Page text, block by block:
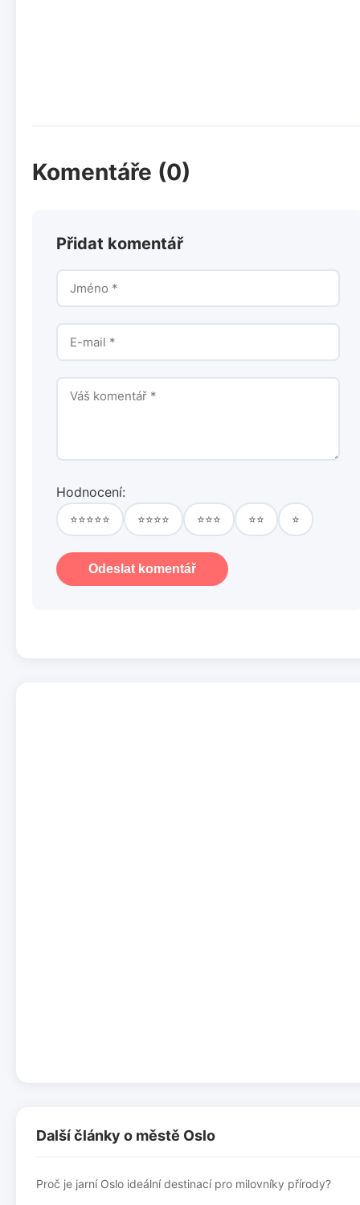
Komentáře (0)
Přidat komentář
Hodnocení:
⭐⭐⭐⭐⭐ ⭐⭐⭐⭐ ⭐⭐⭐ ⭐⭐ ⭐
Odeslat komentář
Další články o městě Oslo
Proč je jarní Oslo ideální destinací pro milovníky přírody?